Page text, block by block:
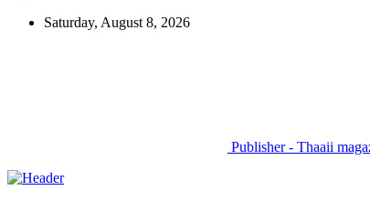
Saturday, August 8, 2026
Publisher - Thaaii